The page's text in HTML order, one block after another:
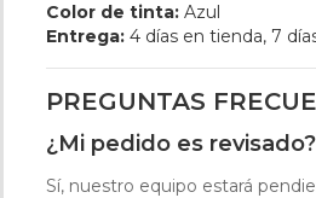
Color de tinta: Azul
Entrega: 4 días en tienda, 7
PREGUNTAS
¿Mi pedido es revisado?
Sí, nuestro equipo estará